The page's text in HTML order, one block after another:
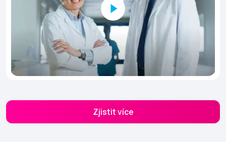
Zjistit více